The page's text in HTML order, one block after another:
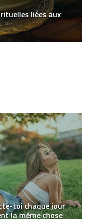
liées aux
toi chaque jour
la même chose